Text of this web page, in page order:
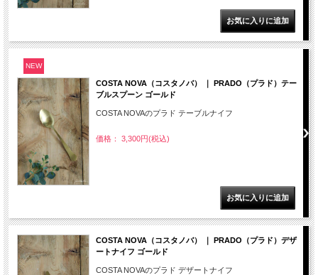
NEW
COSTA NOVA（コスタノバ） ｜ PRADO（プラド）テー
ブルスプーン ゴールド
COSTA NOVAのプラド テーブルナイフ
価格： 3,300円(税込)
COSTA NOVA（コスタノバ） ｜ PRADO（プラド）デザ
ートナイフ ゴールド
COSTA NOVAのプラド デザートナイフ